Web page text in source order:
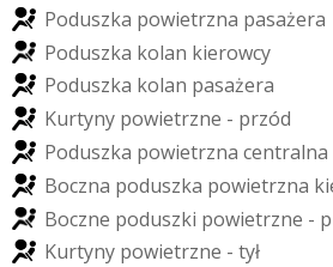
Poduszka powietrzna pasażera
Poduszka kolan kierowcy
Poduszka kolan pasażera
Kurtyny powietrzne - przód
Poduszka powietrzna centralna
Boczna poduszka powietrzna ki
Boczne poduszki powietrzne - p
Kurtyny powietrzne - tył